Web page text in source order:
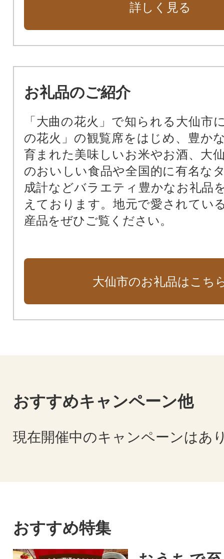
詳しく見る
お礼品のご紹介
「大曲の花火」で知られる大仙市
の花火」の観覧席をはじめ、豊か
育まれた美味しいお米やお酒、大
のおいしい食品や全国的に有名な
成計などバラエティ豊かなお礼品
えております。地元で愛されてい
産品をぜひご覧ください。
大仙市のお礼品はこち
おすすめキャンペーン他
現在開催中のキャンペーンはあ
おすすめ特集